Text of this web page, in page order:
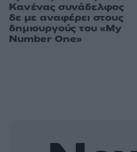
Κανένας συνάδελφος
δε με αναφέρει στους
δημιουργούς του «My
Number One»